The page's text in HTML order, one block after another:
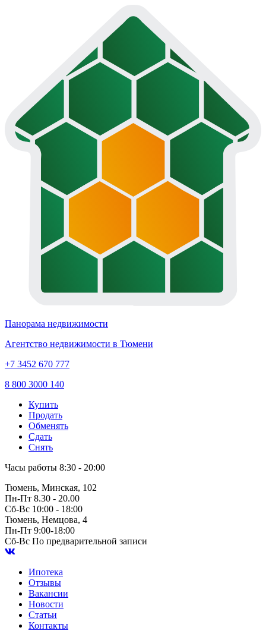
Панорама недвижимости
Агентство недвижимости в Тюмени
+7 3452 670 777
8 800 3000 140
Купить
Продать
Обменять
Сдать
Снять
Часы работы 8:30 - 20:00
Тюмень, Минская, 102
Пн-Пт 8.30 - 20.00
Сб-Вс 10:00 - 18:00
Тюмень, Немцова, 4
Пн-Пт 9:00-18:00
Сб-Вс По предварительной записи
Ипотека
Отзывы
Вакансии
Новости
Статьи
Контакты